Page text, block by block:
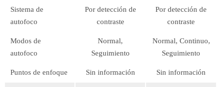
Sistema de
autofoco
Por detección de
contraste
Por detección de
contraste
Modos de
autofoco
Normal,
Seguimiento
Normal, Continuo,
Seguimiento
Puntos de enfoque Sin información Sin información